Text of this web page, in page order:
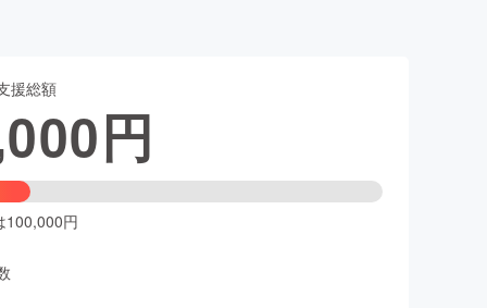
ファッション
援総額
円
100,000円